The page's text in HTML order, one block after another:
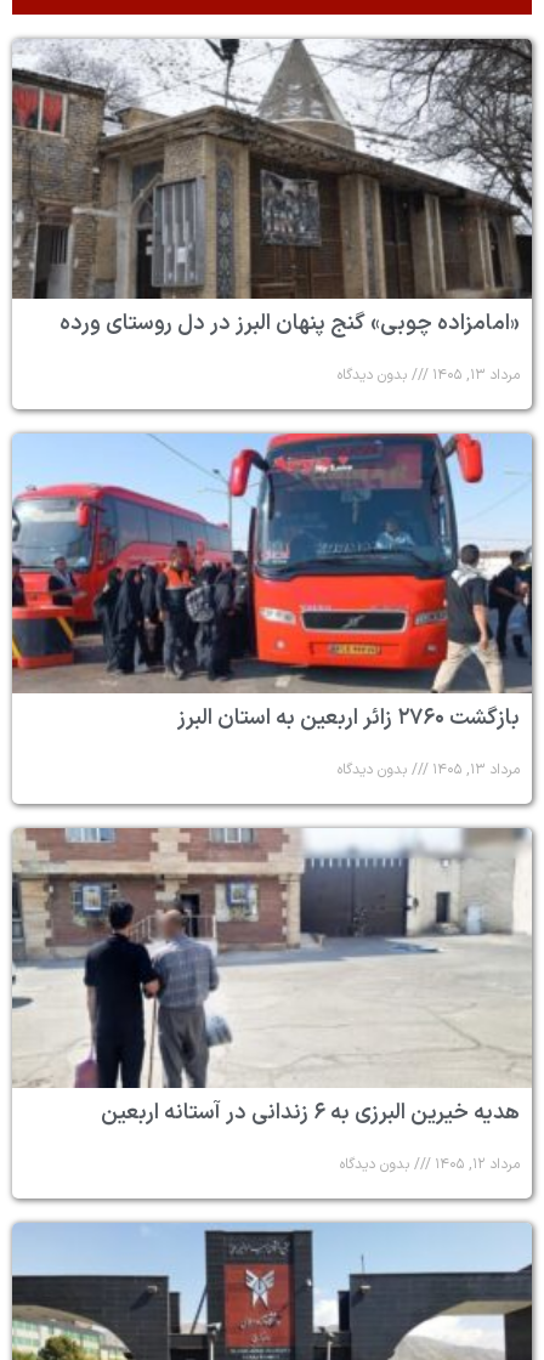
«امامزاده چوبی» گنج پنهان البرز در دل روستای ورده
مرداد ۱۳, ۱۴۰۵ بدون دیدگاه
بازگشت ۲۷۶۰ زائر اربعین به استان البرز
مرداد ۱۳, ۱۴۰۵ بدون دیدگاه
هدیه خیرین البرزی به ۶ زندانی در آستانه اربعین
مرداد ۱۲, ۱۴۰۵ بدون دیدگاه